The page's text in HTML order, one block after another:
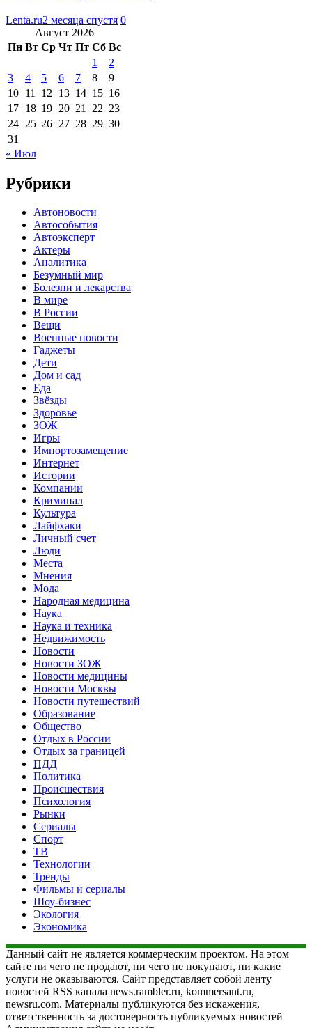
Lenta.ru2 месяца спустя 0
Август 2026
Пн Вт Ср Чт Пт Сб Вс
1
2
3
4 5 6 7 8
9
10 11 12 13 14 15 16
17 18 19 20 21 22 23
24 25 26 27 28 29 30
31
« Июл
Рубрики
Автоновости
Автособытия
Автоэксперт
Актеры
Аналитика
Безумный мир
Болезни и лекарства
В мире
В России
Вещи
Военные новости
Гаджеты
Дети
Дом и сад
Еда
Звёзды
Здоровье
ЗОЖ
Игры
Импортозамещение
Интернет
Истории
Компании
Криминал
Культура
Лайфхаки
Личный счет
Люди
Места
Мнения
Мода
Народная медицина
Наука
Наука и техника
Недвижимость
Новости
Новости ЗОЖ
Новости медицины
Новости Москвы
Новости путешествий
Образование
Общество
Отдых в России
Отдых за границей
ПДД
Политика
Происшествия
Психология
Рынки
Сериалы
Спорт
ТВ
Технологии
Тренды
Фильмы и сериалы
Шоу-бизнес
Экология
Экономика
Данный сайт не является коммерческим проектом. На этом
сайте ни чего не продают, ни чего не покупают, ни какие
услуги не оказываются. Сайт представляет собой ленту
новостей RSS канала news.rambler.ru, kommersant.ru,
newsru.com. Материалы публикуются без искажения,
ответственность за достоверность публикуемых новостей